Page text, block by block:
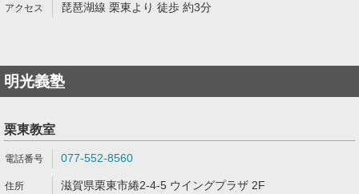
琵琶湖線 栗東より 徒歩 約3分
明光義塾
栗東教室
077-552-8560
滋賀県栗東市綣2-4-5 ウイングプラザ 2F